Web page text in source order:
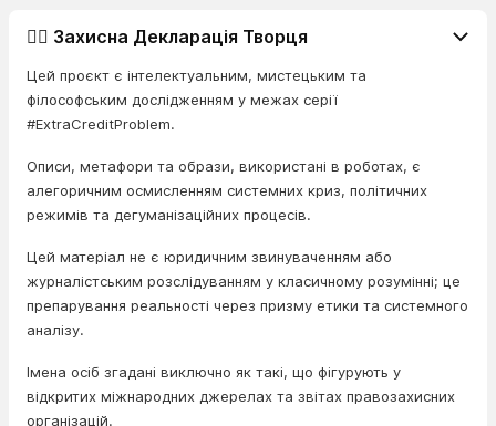
👨‍⚖️ Захисна Декларація Творця
Цей проєкт є інтелектуальним, мистецьким та
філософським дослідженням у межах серії
#ExtraCreditProblem.
Описи, метафори та образи, використані в роботах, є
алегоричним осмисленням системних криз, політичних
режимів та дегуманізаційних процесів.
Цей матеріал не є юридичним звинуваченням або
журналістським розслідуванням у класичному розумінні; це
препарування реальності через призму етики та системного
аналізу.
Імена осіб згадані виключно як такі, що фігурують у
відкритих міжнародних джерелах та звітах правозахисних
організацій.